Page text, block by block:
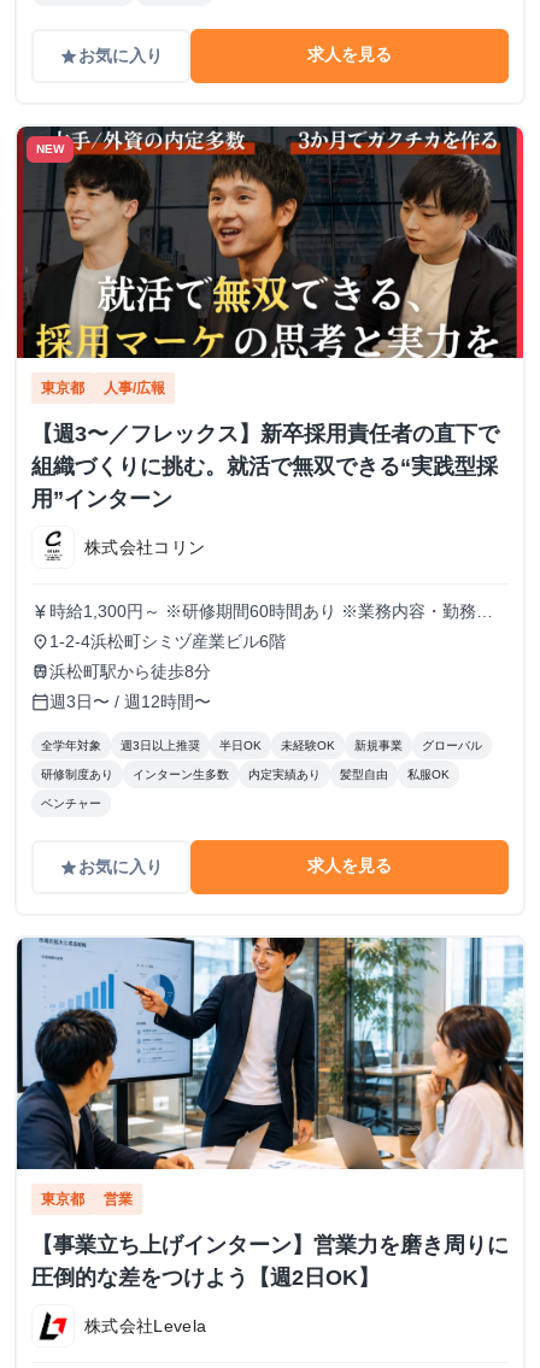
gradeお気に入り 求人を見る
NEW
東京都 人事/広報
【週3〜／フレックス】新卒採用責任者の直下で
組織づくりに挑む。就活で無双できる“実践型採
用”インターン
株式会社コリン
currency_yen 時給1,300円～ ※研修期間60時間あり ※業務内容・勤務状
況により決定
place 1-2-4浜松町シミヅ産業ビル6階
train浜松町駅から徒歩8分
calendar_today週3日〜 / 週12時間〜
全学年対象 週3日以上推奨 半日OK 未経験OK 新規事業 グローバル
研修制度あり インターン生多数 内定実績あり 髪型自由 私服OK
ベンチャー
gradeお気に入り 求人を見る
東京都 営業
【事業立ち上げインターン】営業力を磨き周りに
圧倒的な差をつけよう【週2日OK】
株式会社Levela